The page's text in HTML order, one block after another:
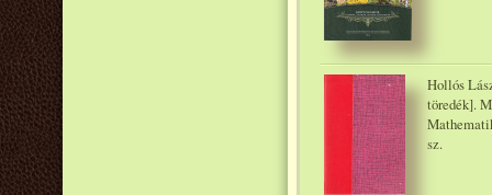
Hollós
töredék].
sz.